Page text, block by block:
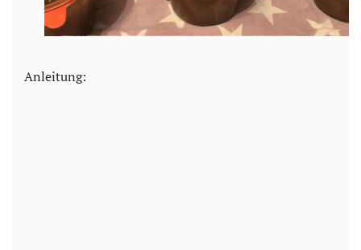
Anleitung: